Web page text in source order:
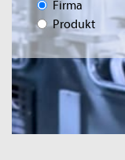
Firma
Produkt